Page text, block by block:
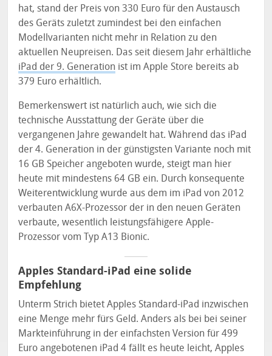
hat, stand der Preis von 330 Euro für den Austausch
des Geräts zuletzt zumindest bei den einfachen
Modellvarianten nicht mehr in Relation zu den
aktuellen Neupreisen. Das seit diesem Jahr erhältliche
iPad der 9. Generation ist im Apple Store bereits ab
379 Euro erhältlich.
Bemerkenswert ist natürlich auch, wie sich die
technische Ausstattung der Geräte über die
vergangenen Jahre gewandelt hat. Während das iPad
der 4. Generation in der günstigsten Variante noch mit
16 GB Speicher angeboten wurde, steigt man hier
heute mit mindestens 64 GB ein. Durch konsequente
Weiterentwicklung wurde aus dem im iPad von 2012
verbauten A6X-Prozessor der in den neuen Geräten
verbaute, wesentlich leistungsfähigere Apple-
Prozessor vom Typ A13 Bionic.
Apples Standard-iPad eine solide
Empfehlung
Unterm Strich bietet Apples Standard-iPad inzwischen
eine Menge mehr fürs Geld. Anders als bei bei seiner
Markteinführung in der einfachsten Version für 499
Euro angebotenen iPad 4 fällt es heute leicht, Apples